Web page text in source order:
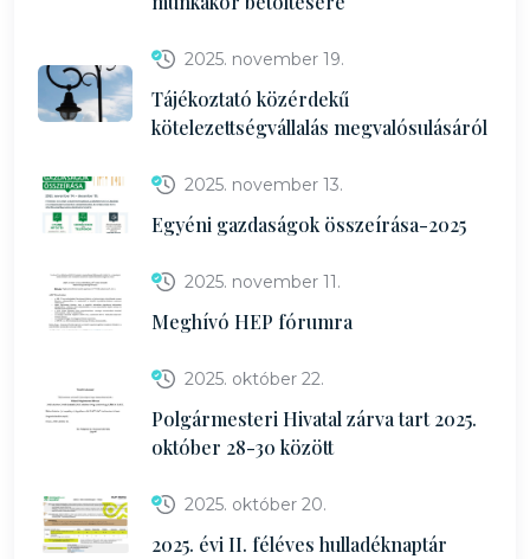
2025. november 19.
Tájékoztató közérdekű
kötelezettségvállalás megvalósulásáról
2025. november 13.
Egyéni gazdaságok összeírása-2025
2025. november 11.
Meghívó HEP fórumra
2025. október 22.
Polgármesteri Hivatal zárva tart 2025.
október 28-30 között
2025. október 20.
2025. évi II. féléves hulladéknaptár